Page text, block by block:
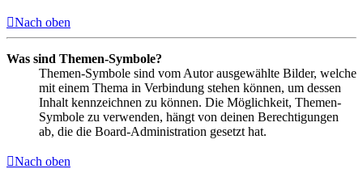
Nach oben
Was sind Themen-Symbole?
Themen-Symbole sind vom Autor ausgewählte Bilder, welche
mit einem Thema in Verbindung stehen können, um dessen
Inhalt kennzeichnen zu können. Die Möglichkeit, Themen-
Symbole zu verwenden, hängt von deinen Berechtigungen
ab, die die Board-Administration gesetzt hat.
Nach oben